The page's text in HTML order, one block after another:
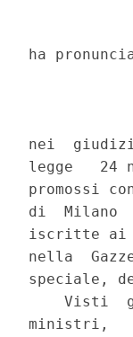
ha
nei
legge   24
promossi
di  Milano
iscritte ai
nella
speciale,
Visti
ministri,